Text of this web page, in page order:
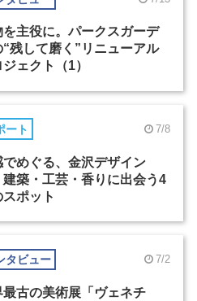
を主役に。パークスガーデ
“残して磨く”リニューアル
ェクト（1）
ート 7/8
でめぐる、金沢デザイン
建築・工芸・香りに出会う4
ポット
タビュー 7/2
最古の美術展「ヴェネチ